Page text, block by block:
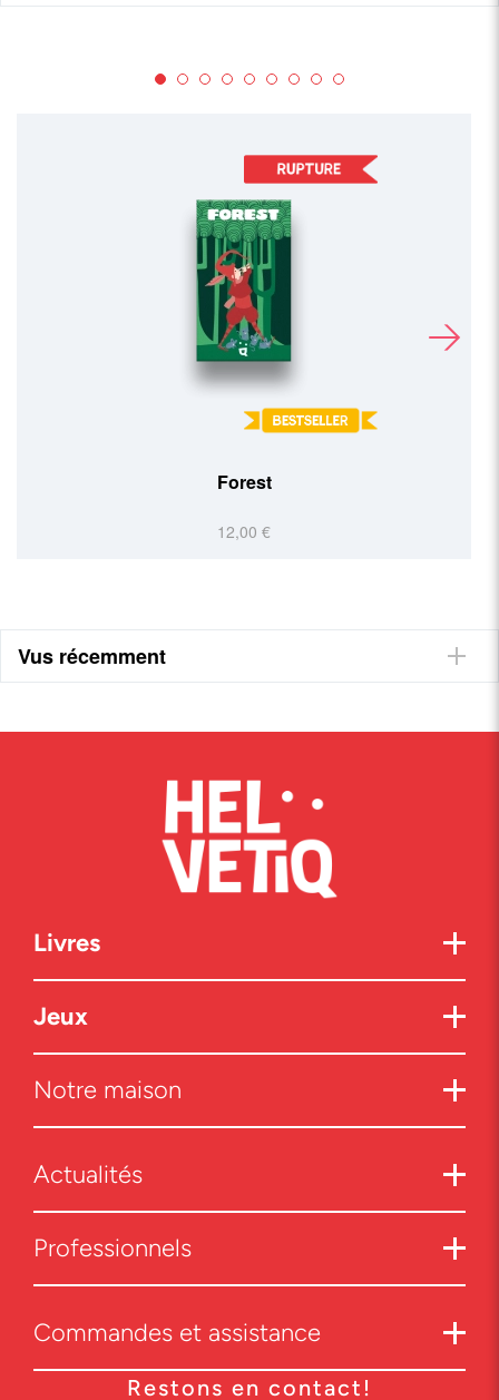
Kariba
12,00 €
Vus récemment
Livres
Jeux
Notre maison
Actualités
Professionnels
Commandes et assistance
Restons en contact!